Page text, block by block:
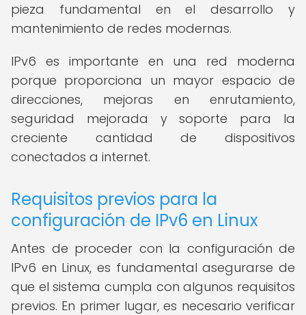
pieza fundamental en el desarrollo y
mantenimiento de redes modernas.
IPv6 es importante en una red moderna
porque proporciona un mayor espacio de
direcciones, mejoras en enrutamiento,
seguridad mejorada y soporte para la
creciente cantidad de dispositivos
conectados a internet.
Requisitos previos para la
configuración de IPv6 en Linux
Antes de proceder con la configuración de
IPv6 en Linux, es fundamental asegurarse de
que el sistema cumpla con algunos requisitos
previos. En primer lugar, es necesario verificar